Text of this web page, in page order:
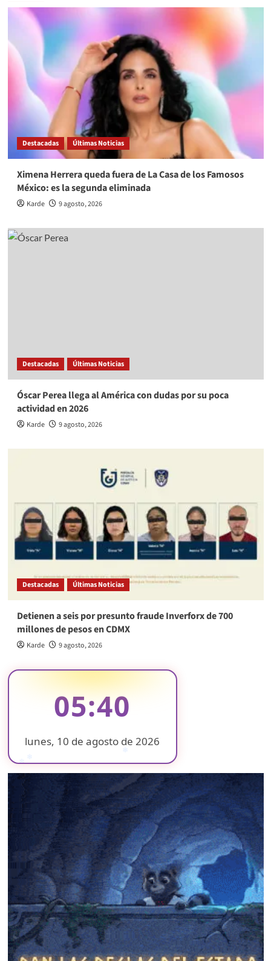
Destacadas Últimas Noticias
Ximena Herrera queda fuera de La Casa de los Famosos
México: es la segunda eliminada
Karde 9 agosto, 2026
Destacadas Últimas Noticias
Óscar Perea llega al América con dudas por su poca
actividad en 2026
Karde 9 agosto, 2026
Destacadas Últimas Noticias
Detienen a seis por presunto fraude Inverforx de 700
millones de pesos en CDMX
Karde 9 agosto, 2026
05:40
lunes, 10 de agosto de 2026
❄
❄
❄
❄
❄